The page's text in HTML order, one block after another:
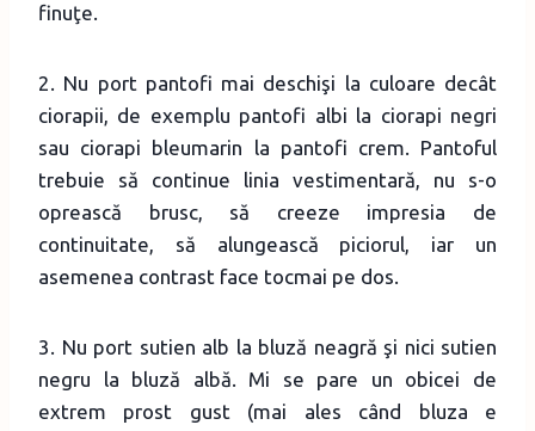
finuţe.
2. Nu port pantofi mai deschişi la culoare decât
ciorapii, de exemplu pantofi albi la ciorapi negri
sau ciorapi bleumarin la pantofi crem. Pantoful
trebuie să continue linia vestimentară, nu s-o
oprească brusc, să creeze impresia de
continuitate, să alungească piciorul, iar un
asemenea contrast face tocmai pe dos.
3. Nu port sutien alb la bluză neagră şi nici sutien
negru la bluză albă. Mi se pare un obicei de
extrem prost gust (mai ales când bluza e